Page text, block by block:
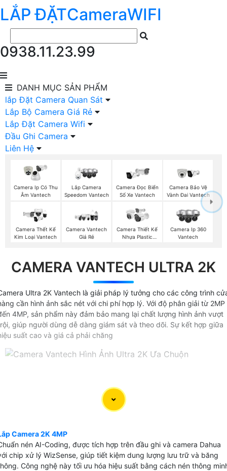
LẮP ĐẶTCameraWIFI
0938.11.23.99
DANH MỤC SẢN PHẨM
lắp Đặt Camera Quan Sát
Lắp Bộ Camera Giá Rẻ
Lắp Đặt Camera Wifi
Đầu Ghi Camera
Liên Hệ
Camera Ip Có Thu
Âm Vantech
Lắp Camera
Speedom Vantech
Camera Đọc Biển
Số Xe Vantech
Camera Bảo Vệ
Vành Đai Vantech
Camera Thết Kế
Kim Loại Vantech
Camera Vantech
Giá Rẻ
Camera Thiết Kế
Nhựa Plastic
Camera Ip 360
Vantech
CAMERA VANTECH ULTRA 2K
Ultra 2K Vantech là giải pháp lý tưởng cho các công trình
cần hình ảnh sắc nét với chi phí hợp lý. Với độ phân giải từ 2MP
4MP, sản phẩm này đảm bảo mang lại chất lượng hình ảnh vượt
giúp người dùng dễ dàng giám sát và theo dõi. Sự kết hợp giữa
suất cao và giá cả phải chăng
Camera 2K 4MP
nén AI-Coding, được tích hợp trên đầu ghi và camera Dahua
chip xử lý WizSense, giúp tiết kiệm dung lượng lưu trữ và băng
Công nghệ này tối ưu hóa hiệu suất bằng cách nén thông